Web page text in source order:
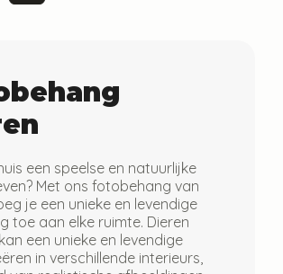
een speelse en natuurlijke
Met ons fotobehang van
je een unieke en levendige
toe aan elke ruimte. Dieren
een unieke en levendige
in verschillende interieurs,